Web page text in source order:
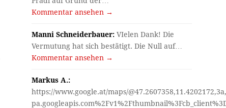
Kommentar ansehen →
Manni Schneiderbauer: VIelen Dank! Die
Vermutung hat sich bestätigt. Die Null auf…
Kommentar ansehen →
Markus A.:
https://www.google.at/maps/